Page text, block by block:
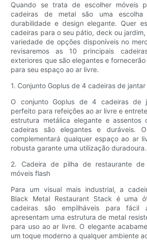
Quando se trata de escolher móveis
cadeiras de metal são uma
durabilidade e design elegante. Quer
cadeiras para o seu pátio, deck ou
variedade de opções disponíveis no
revisaremos as 10 principais
exteriores que são elegantes e fornecerão
para seu espaço ao ar livre.
1. Conjunto Goplus de 4 cadeiras de
O conjunto Goplus de 4 cadeiras de
perfeito para refeições ao ar livre e
estrutura metálica elegante e assentos
cadeiras são elegantes e duráveis.
complementará qualquer espaço ao ar
robusta garante uma utilização duradoura.
2. Cadeira de pilha de restaurante
móveis flash
Para um visual mais industrial, a
Black Metal Restaurant Stack é uma
cadeiras são empilháveis ​​para fácil
apresentam uma estrutura de metal
para uso ao ar livre. O elegante
um toque moderno a qualquer ambiente